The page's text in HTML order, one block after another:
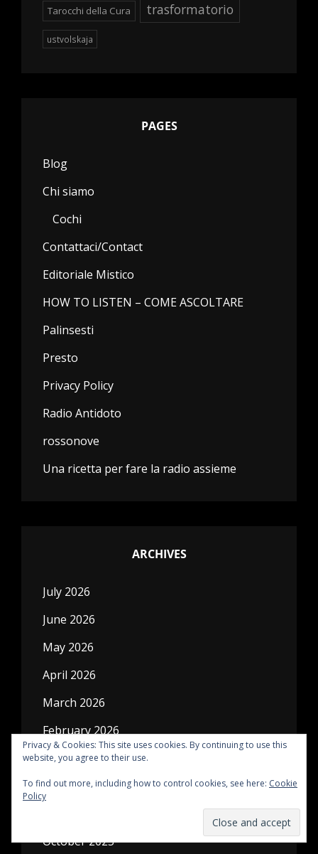
Tarocchi della Cura trasformatorio
ustvolskaja
PAGES
Blog
Chi siamo
Cochi
Contattaci/Contact
Editoriale Mistico
HOW TO LISTEN – COME ASCOLTARE
Palinsesti
Presto
Privacy Policy
Radio Antidoto
rossonove
Una ricetta per fare la radio assieme
ARCHIVES
July 2026
June 2026
May 2026
April 2026
March 2026
February 2026
January 2026
December 2025
October 2025
Privacy & Cookies: This site uses cookies. By continuing to use this
website, you agree to their use.
To find out more, including how to control cookies, see here: Cookie
Policy